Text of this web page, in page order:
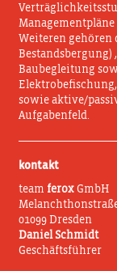
Managementpläne
Weiteren
Bestandsbergung)
Baubegleitung
sowie aktive/
Aufgabenfeld.
kontakt
team ferox GmbH
01099 Dresden
Daniel Schmidt
Geschäftsführer